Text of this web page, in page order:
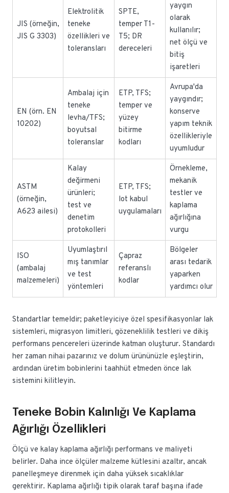
JIS (örneğin,
JIS G 3303)
Elektrolitik
teneke
özellikleri ve
toleransları
SPTE,
temper T1-
T5; DR
dereceleri
yaygın
olarak
kullanılır;
net ölçü ve
bitiş
işaretleri
EN (örn. EN
10202)
Ambalaj için
teneke
levha/TFS;
boyutsal
toleranslar
ETP, TFS;
temper ve
yüzey
bitirme
kodları
Avrupa'da
yaygındır;
konserve
yapım teknik
özellikleriyle
uyumludur
ASTM
(örneğin,
A623 ailesi)
Kalay
değirmeni
ürünleri;
test ve
denetim
protokolleri
ETP, TFS;
lot kabul
uygulamaları
Örnekleme,
mekanik
testler ve
kaplama
ağırlığına
vurgu
ISO
(ambalaj
malzemeleri)
Uyumlaştırıl
mış tanımlar
ve test
yöntemleri
Çapraz
referanslı
kodlar
Bölgeler
arası tedarik
yaparken
yardımcı olur
Standartlar temeldir; paketleyiciye özel spesifikasyonlar lak
sistemleri, migrasyon limitleri, gözeneklilik testleri ve dikiş
performans pencereleri üzerinde katman oluşturur. Standardı
her zaman nihai pazarınız ve dolum ürününüzle eşleştirin,
ardından üretim bobinlerini taahhüt etmeden önce lak
sistemini kilitleyin.
Teneke Bobin Kalınlığı Ve Kaplama
Ağırlığı Özellikleri
Ölçü ve kalay kaplama ağırlığı performans ve maliyeti
belirler. Daha ince ölçüler malzeme kütlesini azaltır, ancak
panelleşmeye direnmek için daha yüksek sıcaklıklar
gerektirir. Kaplama ağırlığı tipik olarak taraf başına ifade